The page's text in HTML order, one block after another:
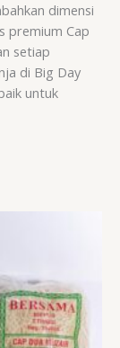
dimensi
premium Cap
setiap
di Big Day
untuk